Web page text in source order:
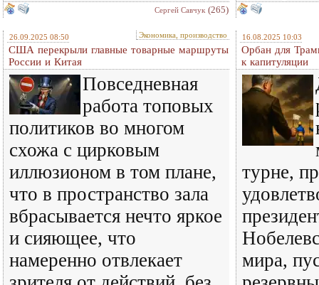
Сергей Савчук (265)
26.09.2025 08:50 Экономика, производство
США перекрыли главные товарные маршруты
России и Китая
Повседневная
работа топовых
политиков во многом
схожа с цирковым
иллюзионом в том плане,
что в пространство зала
вбрасывается нечто яркое
и сияющее, что
намеренно отвлекает
16.08.2025 10:03
Орбан для
к капитуляции
турне,
мира,